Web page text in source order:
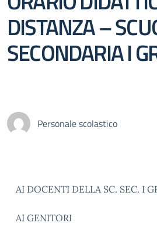
DISTANZA –
SECONDARIA I
Personale scolastico
AI DOCENTI DELLA SC. SEC. I
AI GENITORI